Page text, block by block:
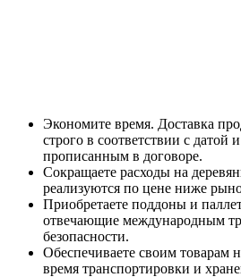
Экономите время. Доставка
строго в соответствии с датой
прописанным в договоре.
Сокращаете расходы на
реализуются по цене ниже
Приобретаете поддоны и
отвечающие международным
безопасности.
Обеспечиваете своим товарам
время транспортировки и